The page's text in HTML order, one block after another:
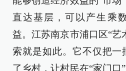
直达基层，可以产生乘
益。江苏南京市浦口区“艺
索就是如此。它不仅把一
了乡村，让村民在“家门口